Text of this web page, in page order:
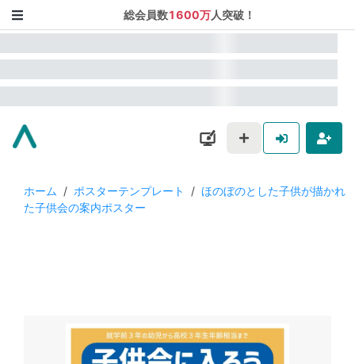
総会員数1600万人突破！
ホーム / ポスターテンプレート / ほのぼのとした子供が描かれ
た子供会の案内ポスター